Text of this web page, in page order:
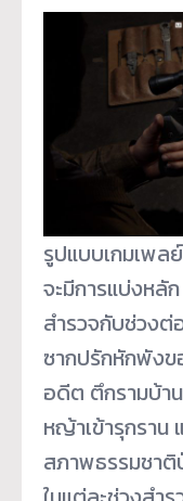
รูปแบบเกมเพล
จะมีการแบ่งหลั
สำรวจกับช่วงต่
ซากปรักหักพังข
อดีต ตึกรามบ้า
หญ้าเข้ารุกราน
สภาพธรรมชาติ